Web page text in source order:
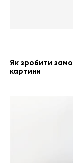
Як зробити
картини